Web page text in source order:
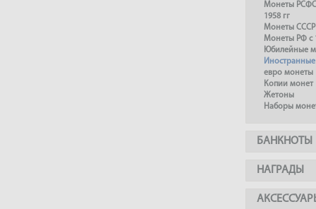
Монеты
1958 гг
Монеты СССР
Монеты РФ с
Юбилейные
евро монеты
Копии монет
Жетоны
Наборы
БАНКНОТЫ
НАГРАДЫ